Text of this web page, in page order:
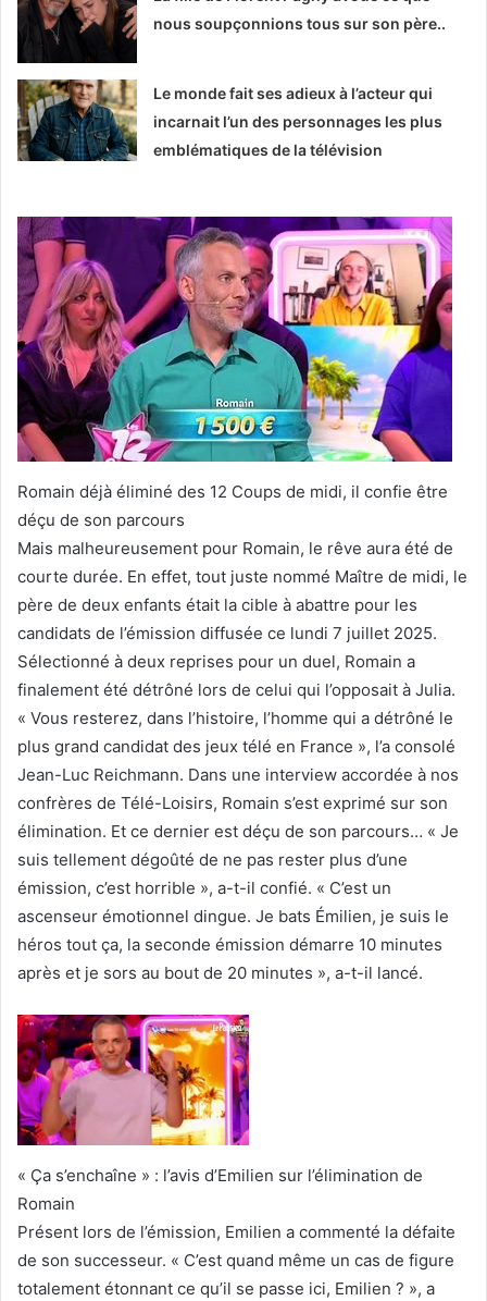
nous soupçonnions tous sur son père..
Le monde fait ses adieux à l’acteur qui
incarnait l’un des personnages les plus
emblématiques de la télévision
Romain déjà éliminé des 12 Coups de midi, il confie être
déçu de son parcours
Mais malheureusement pour Romain, le rêve aura été de
courte durée. En effet, tout juste nommé Maître de midi, le
père de deux enfants était la cible à abattre pour les
candidats de l’émission diffusée ce lundi 7 juillet 2025.
Sélectionné à deux reprises pour un duel, Romain a
finalement été détrôné lors de celui qui l’opposait à Julia.
« Vous resterez, dans l’histoire, l’homme qui a détrôné le
plus grand candidat des jeux télé en France », l’a consolé
Jean-Luc Reichmann. Dans une interview accordée à nos
confrères de Télé-Loisirs, Romain s’est exprimé sur son
élimination. Et ce dernier est déçu de son parcours… « Je
suis tellement dégoûté de ne pas rester plus d’une
émission, c’est horrible », a-t-il confié. « C’est un
ascenseur émotionnel dingue. Je bats Émilien, je suis le
héros tout ça, la seconde émission démarre 10 minutes
après et je sors au bout de 20 minutes », a-t-il lancé.
« Ça s’enchaîne » : l’avis d’Emilien sur l’élimination de
Romain
Présent lors de l’émission, Emilien a commenté la défaite
de son successeur. « C’est quand même un cas de figure
totalement étonnant ce qu’il se passe ici, Emilien ? », a